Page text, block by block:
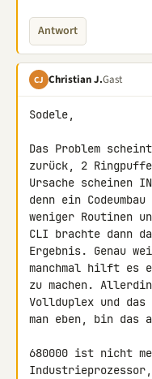
Antwort
CJ Christian J.Gast
Sodele,
Das Problem
zurück, 2
Ursache scheinen
denn ein
weniger Routinen
CLI brachte dann
Ergebnis. Genau
manchmal hilft es
zu machen.
Vollduplex und das
man eben, bin das
680000 ist nicht